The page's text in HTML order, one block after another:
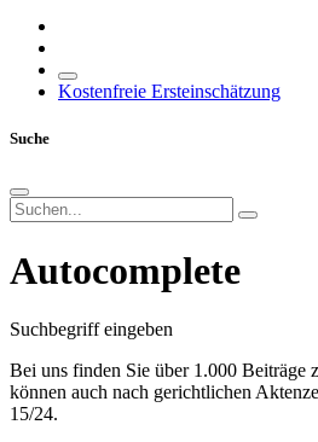
Kostenfreie Ersteinschätzung
Suche
Autocomplete
Suchbegriff eingeben
Bei uns finden Sie über 1.000 Beiträge
können auch nach gerichtlichen
15/24.